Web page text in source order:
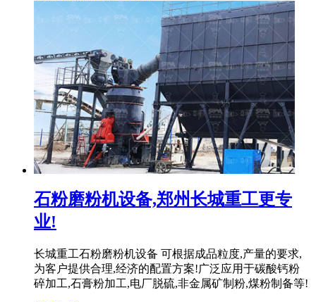
石粉磨粉机设备,郑州长城重工更专
业!
长城重工石粉磨粉机设备 可根据成品粒度,产量的要求,
为客户提供合理,经济的配置方案!广泛应用于碳酸钙粉
碎加工,石膏粉加工,电厂脱硫,非金属矿制粉,煤粉制备等!